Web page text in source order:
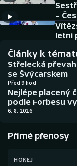
Americký fotbal
Baseball a
Basketbal
Biatlon
Boby a skeleton
Box
NEPŘEHLÉDNĚTE
Historické
Aplikace ČT sport
AZ kvíz
–
letní
Články k
Střelecká
se Švýcarskem
Před 9 hod
Nejlépe placený
podle Forbesu
6. 8. 2026
Přímé přenosy
HOKEJ